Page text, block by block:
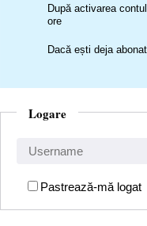
După activarea
ore
Dacă ești deja
Logare
Pastrează-mă logat